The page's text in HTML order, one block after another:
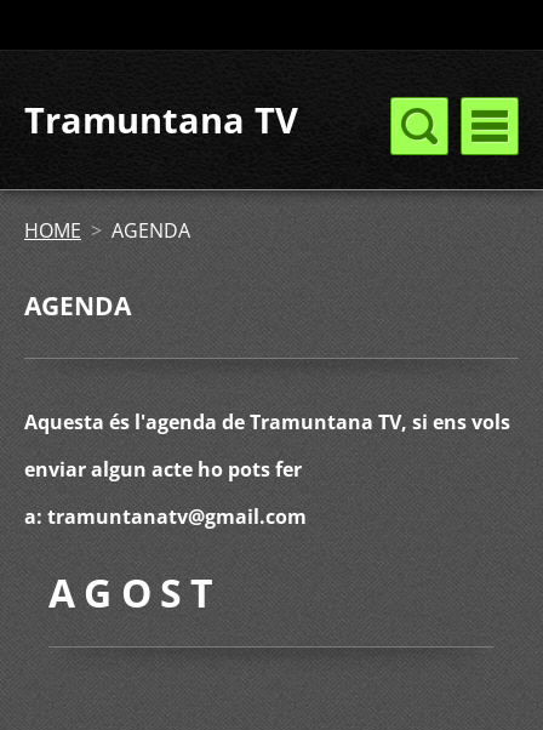
Tramuntana TV
HOME > AGENDA
AGENDA
Aquesta és l'agenda de Tramuntana TV, si ens vols
enviar algun acte ho pots fer
a: tramuntanatv@gmail.com
A G O S T